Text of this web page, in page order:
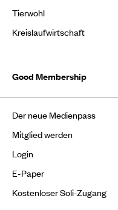
Tierwohl
Kreislaufwirtschaft
Good Membership
Der neue Medienpass
Mitglied werden
Login
E-Paper
Kostenloser Soli-Zugang